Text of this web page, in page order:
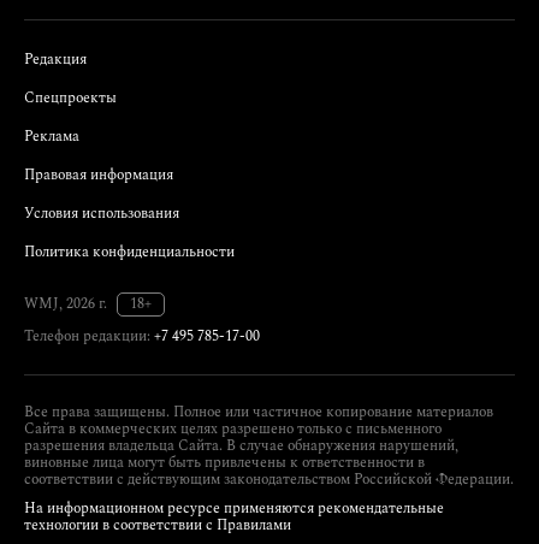
Редакция
Спецпроекты
Реклама
Правовая информация
Условия использования
Политика конфиденциальности
WMJ, 2026 г.
18+
Телефон редакции: +7 495 785-17-00
Все права защищены. Полное или частичное копирование материалов
Сайта в коммерческих целях разрешено только с письменного
разрешения владельца Сайта. В случае обнаружения нарушений,
виновные лица могут быть привлечены к ответственности в
соответствии с действующим законодательством Российской Федерации.
На информационном ресурсе применяются рекомендательные
технологии в соответствии с Правилами